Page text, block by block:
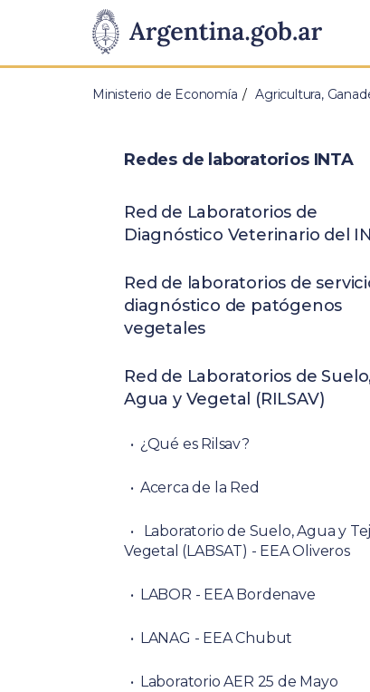
Presidencia
de
Pasar al contenido principal
Ministerio de Economía Agricultura,
Redes de laboratorios INTA
Red de Laboratorios de
Diagnóstico Veterinario del
Red de laboratorios de
diagnóstico de patógenos
vegetales
Red de Laboratorios de
Agua y Vegetal (RILSAV)
¿Qué es Rilsav?
Acerca de la Red
Laboratorio de Suelo, Agua y
Vegetal (LABSAT) - EEA Oliveros
LABOR - EEA Bordenave
LANAG - EEA Chubut
Laboratorio AER 25 de Mayo